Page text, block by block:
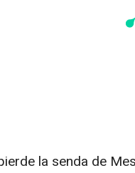
la senda de